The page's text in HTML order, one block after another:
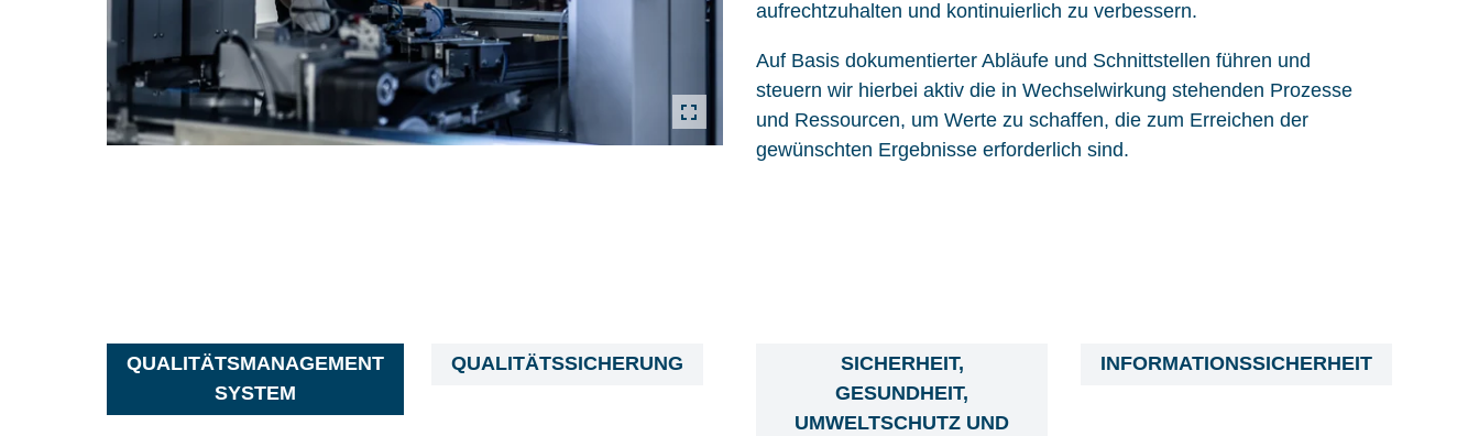
aufrechtzuhalten und kontinuierlich zu verbessern.
Auf Basis dokumentierter Abläufe und Schnittstellen führen und
steuern wir hierbei aktiv die in Wechselwirkung stehenden Prozesse
und Ressourcen, um Werte zu schaffen, die zum Erreichen der
gewünschten Ergebnisse erforderlich sind.
QUALITÄTSMANAGEMENT
SYSTEM
QUALITÄTSSICHERUNG
SICHERHEIT,
GESUNDHEIT,
UMWELTSCHUTZ UND
INFORMATIONSSICHERHEIT